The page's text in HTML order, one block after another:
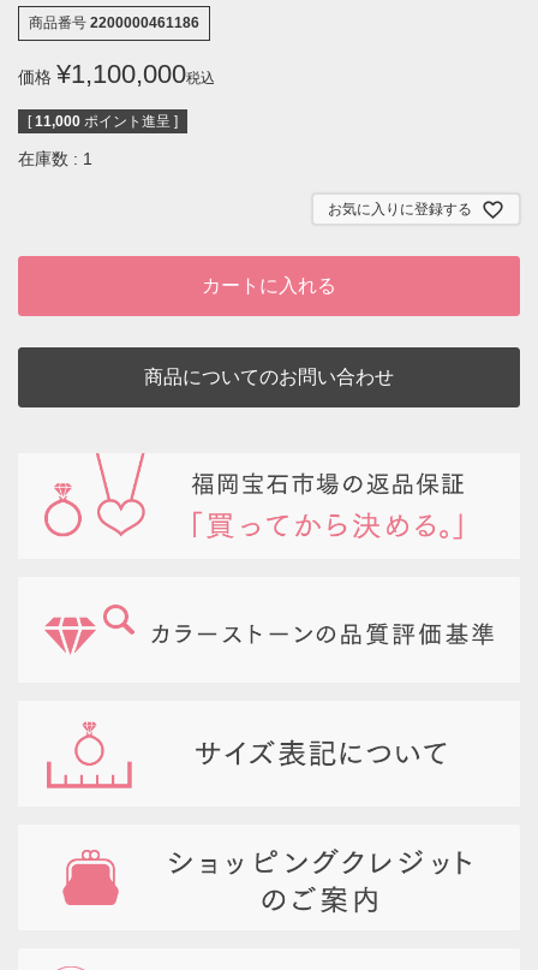
商品番号 2200000461186
価格 ¥1,100,000税込
[ 11,000 ポイント進呈 ]
在庫数 1
お気に入りに登録する
カートに入れる
商品についてのお問い合わせ